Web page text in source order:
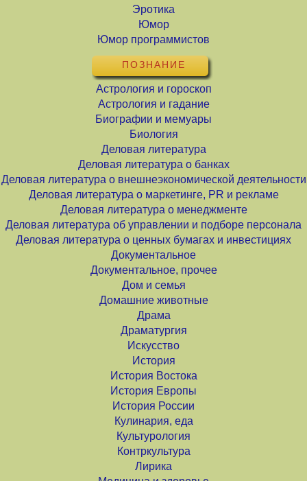
Эротика
Юмор
Юмор программистов
ПОЗНАНИЕ
Астрология и гороскоп
Астрология и гадание
Биографии и мемуары
Биология
Деловая литература
Деловая литература о банках
Деловая литература о внешнеэкономической деятельности
Деловая литература о маркетинге, PR и рекламе
Деловая литература о менеджменте
Деловая литература об управлении и подборе персонала
Деловая литература о ценных бумагах и инвестициях
Документальное
Документальное, прочее
Дом и семья
Домашние животные
Драма
Драматургия
Искусство
История
История Востока
История Европы
История России
Кулинария, еда
Культурология
Контркультура
Лирика